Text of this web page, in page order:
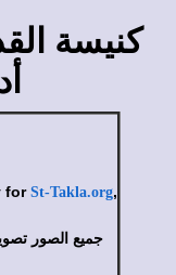
كنيسة
for St-Takla.org,
جميع الصور